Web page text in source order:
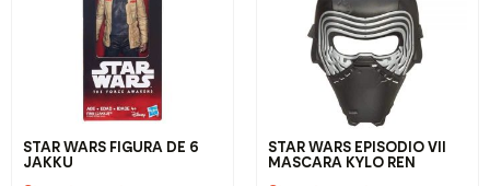
STAR WARS FIGURA DE 6
JAKKU
STAR WARS EPISODIO VII
MASCARA KYLO REN